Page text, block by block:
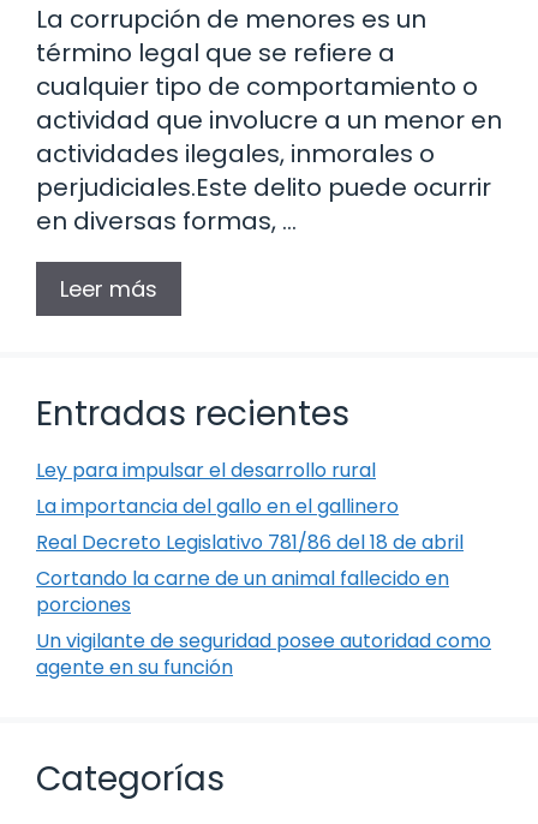
La corrupción de menores es un
término legal que se refiere a
cualquier tipo de comportamiento o
actividad que involucre a un menor en
actividades ilegales, inmorales o
perjudiciales.Este delito puede ocurrir
en diversas formas, …
Leer más
Entradas recientes
Ley para impulsar el desarrollo rural
La importancia del gallo en el gallinero
Real Decreto Legislativo 781/86 del 18 de abril
Cortando la carne de un animal fallecido en
porciones
Un vigilante de seguridad posee autoridad como
agente en su función
Categorías